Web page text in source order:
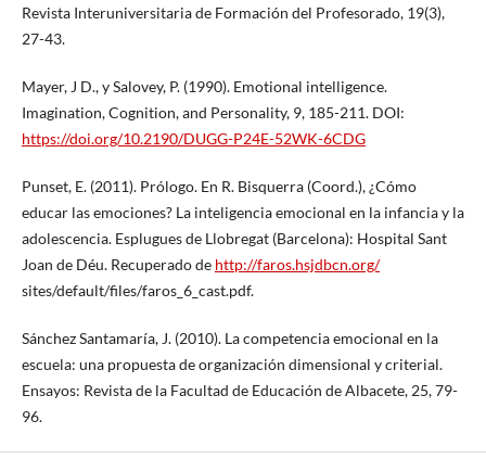
Revista Interuniversitaria de Formación del Profesorado, 19(3),
27-43.
Mayer, J D., y Salovey, P. (1990). Emotional intelligence.
Imagination, Cognition, and Personality, 9, 185-211. DOI:
https://doi.org/10.2190/DUGG-P24E-52WK-6CDG
Punset, E. (2011). Prólogo. En R. Bisquerra (Coord.), ¿Cómo
educar las emociones? La inteligencia emocional en la infancia y la
adolescencia. Esplugues de Llobregat (Barcelona): Hospital Sant
Joan de Déu. Recuperado de http://faros.hsjdbcn.org/
sites/default/files/faros_6_cast.pdf.
Sánchez Santamaría, J. (2010). La competencia emocional en la
escuela: una propuesta de organización dimensional y criterial.
Ensayos: Revista de la Facultad de Educación de Albacete, 25, 79-
96.